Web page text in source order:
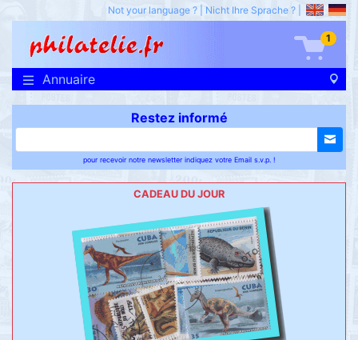
Not your language ? Nicht Ihre Sprache ?
1
Annuaire
Restez informé
pour recevoir notre newsletter indiquez votre Email s.v.p. !
CADEAU DU JOUR